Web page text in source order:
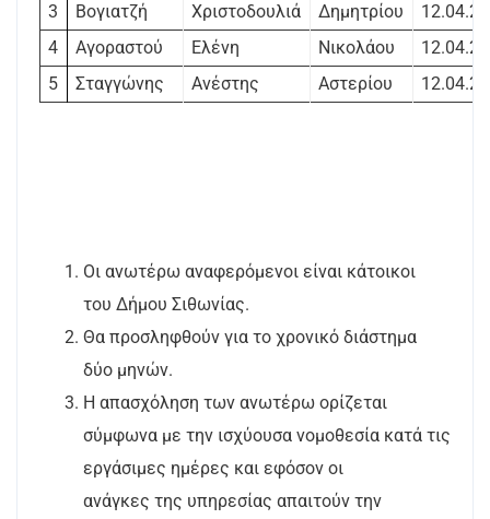
3
Βογιατζή Χριστοδουλιά Δημητρίου
4
Αγοραστού Ελένη Νικολάου
5
Σταγγώνης Ανέστης Αστερίου
Οι ανωτέρω αναφερόμενοι είναι κάτοικοι
του Δήμου Σιθωνίας.
Θα προσληφθούν για το χρονικό διάστημα
δύο μηνών.
Η απασχόληση των ανωτέρω ορίζεται
σύμφωνα με την ισχύουσα νομοθεσία κατά τις
εργάσιμες ημέρες και εφόσον οι
ανάγκες της υπηρεσίας απαιτούν την